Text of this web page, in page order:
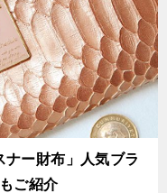
ー財布」人気ブラ
ご紹介